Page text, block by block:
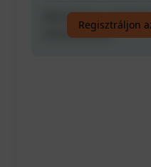
Készítsd el a
műsorokhoz
Regisztráljon